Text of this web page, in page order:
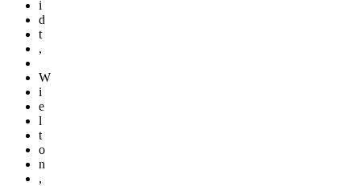
i
d
t
,
W
i
e
l
t
o
n
,